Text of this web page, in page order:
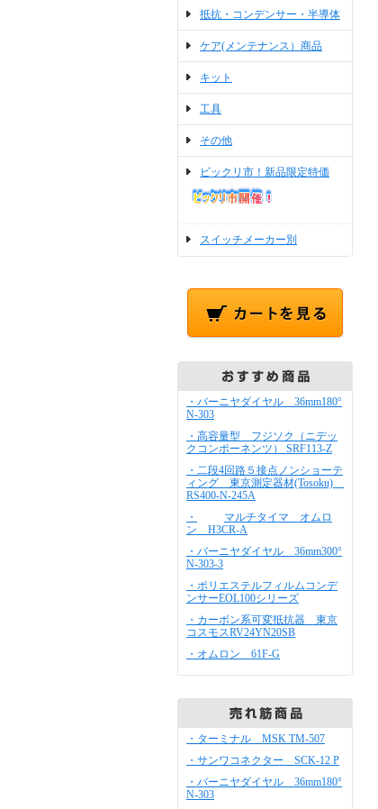
抵抗・コンデンサー・半導体
ケア(メンテナンス）商品
キット
工具
その他
ビックリ市！新品限定特価
スイッチメーカー別
・バーニヤダイヤル 36mm180°
N-303
・高容量型 フジソク（ニデッ
クコンポーネンツ） SRF113-Z
・二段4回路５接点ノンショーテ
ィング 東京測定器材(Tosoku)
RS400-N-245A
・
マルチタイマ オムロ
ン H3CR-A
・バーニヤダイヤル 36mm300°
N-303-3
・ポリエステルフィルムコンデ
ンサーEOL100シリーズ
・カーボン系可変抵抗器 東京
コスモスRV24YN20SB
・オムロン 61F-G
・ターミナル MSK TM-507
・サンワコネクター SCK-12 P
・バーニヤダイヤル 36mm180°
N-303